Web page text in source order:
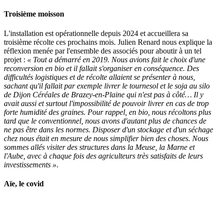
Troisième moisson
L'installation est opérationnelle depuis 2024 et accueillera sa
troisième récolte ces prochains mois. Julien Renard nous explique la
réflexion menée par l'ensemble des associés pour aboutir à un tel
projet : « Tout a démarré en 2019. Nous avions fait le choix d'une
reconversion en bio et il fallait s'organiser en conséquence. Des
difficultés logistiques et de récolte allaient se présenter à nous,
sachant qu'il fallait par exemple livrer le tournesol et le soja au silo
de Dijon Céréales de Brazey-en-Plaine qui n'est pas à côté… Il y
avait aussi et surtout l'impossibilité de pouvoir livrer en cas de trop
forte humidité des graines. Pour rappel, en bio, nous récoltons plus
tard que le conventionnel, nous avons d'autant plus de chances de
ne pas être dans les normes. Disposer d'un stockage et d'un séchage
chez nous était en mesure de nous simplifier bien des choses. Nous
sommes allés visiter des structures dans la Meuse, la Marne et
l'Aube, avec à chaque fois des agriculteurs très satisfaits de leurs
investissements ».
Aïe, le covid